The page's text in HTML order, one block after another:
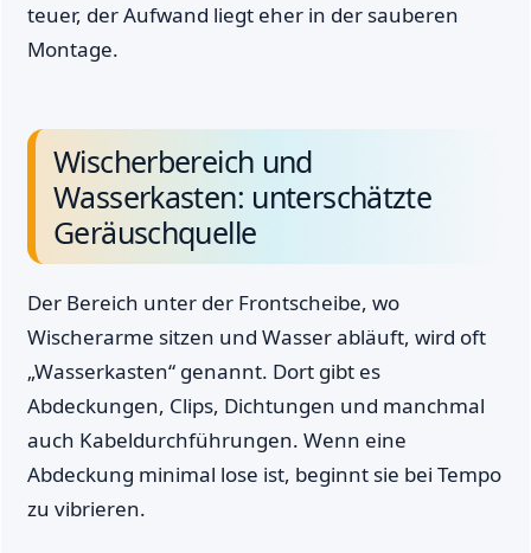
teuer, der Aufwand liegt eher in der sauberen
Montage.
Wischerbereich und
Wasserkasten: unterschätzte
Geräuschquelle
Der Bereich unter der Frontscheibe, wo
Wischerarme sitzen und Wasser abläuft, wird oft
„Wasserkasten“ genannt. Dort gibt es
Abdeckungen, Clips, Dichtungen und manchmal
auch Kabeldurchführungen. Wenn eine
Abdeckung minimal lose ist, beginnt sie bei Tempo
zu vibrieren.